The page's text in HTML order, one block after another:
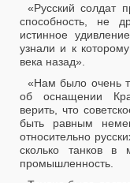
«Русский солдат
способность, не
истинное
узнали и к
века назад».
«Нам было очень
об оснащении
верить, что
быть равным
относительно
сколько танков в
промышленность.